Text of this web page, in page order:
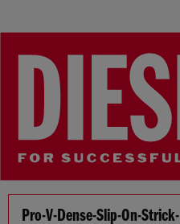
Pro-V-Dense-Slip-On-Strick-